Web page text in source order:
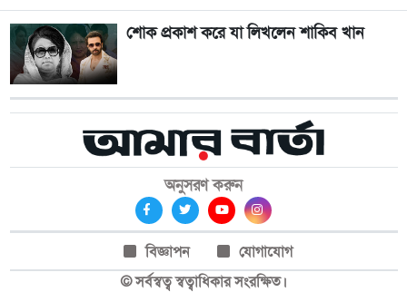
শোক প্রকাশ করে যা লিখলেন শাকিব খান
অনুসরণ করুন
বিজ্ঞাপন
যোগাযোগ
© সর্বস্বত্ব স্বত্বাধিকার সংরক্ষিত।